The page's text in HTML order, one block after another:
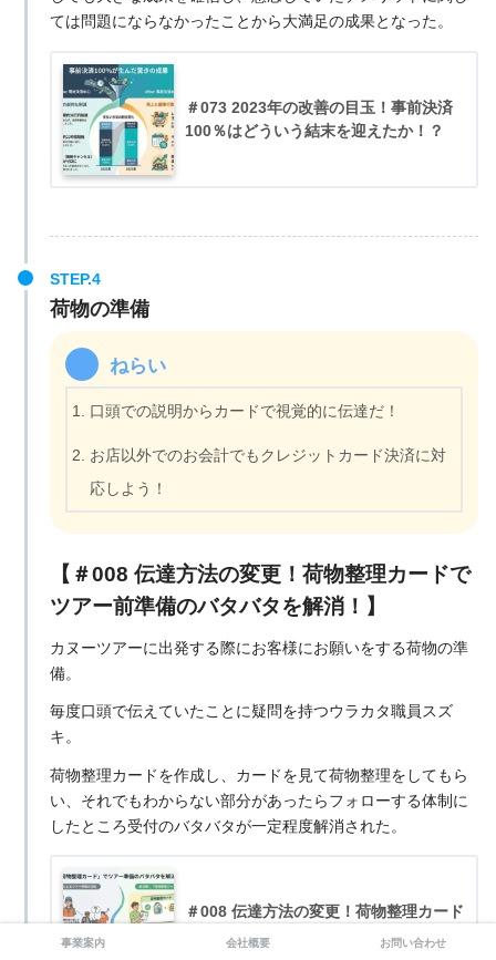
ては問題にならなかったことから大満足の成果となった。
＃073 2023年の改善の目玉！事前決済
100％はどういう結末を迎えたか！？
荷物の準備
ねらい
口頭での説明からカードで視覚的に伝達だ！
お店以外でのお会計でもクレジットカード決済に対
応しよう！
【＃008 伝達方法の変更！荷物整理カードで
ツアー前準備のバタバタを解消！】
カヌーツアーに出発する際にお客様にお願いをする荷物の準
備。
毎度口頭で伝えていたことに疑問を持つウラカタ職員スズ
キ。
荷物整理カードを作成し、カードを見て荷物整理をしてもら
い、それでもわからない部分があったらフォローする体制に
したところ受付のバタバタが一定程度解消された。
＃008 伝達方法の変更！荷物整理カード
でツアー前準備のバタバタを解消！
事業案内 会社概要 お問い合わせ